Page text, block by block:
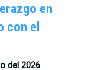
en
con el
del 2026